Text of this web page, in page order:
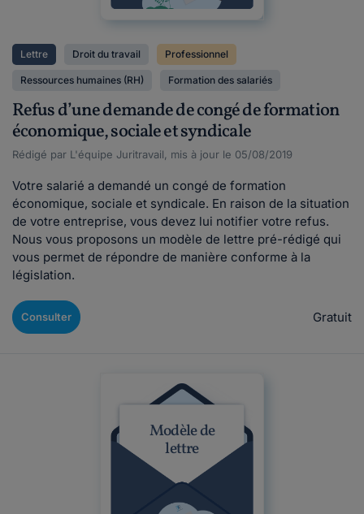
Lettre Droit du travail Professionnel
Ressources humaines (RH) Formation des salariés
Refus d’une demande de congé de formation
économique, sociale et syndicale
Rédigé par L'équipe Juritravail, mis à jour le 05/08/2019
Votre salarié a demandé un congé de formation
économique, sociale et syndicale. En raison de la situation
de votre entreprise, vous devez lui notifier votre refus.
Nous vous proposons un modèle de lettre pré-rédigé qui
vous permet de répondre de manière conforme à la
législation.
Consulter Gratuit
Modèle de
lettre